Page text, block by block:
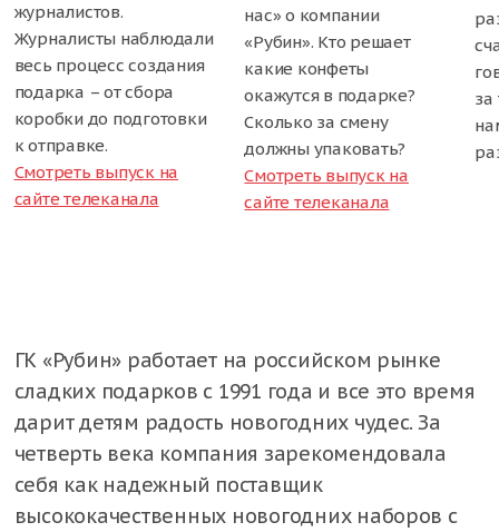
журналистов.
Журналисты наблюдали
весь процесс создания
подарка – от сбора
коробки до подготовки
к отправке.
Смотреть выпуск на
сайте телеканала
нас» о компании
«Рубин». Кто решает
какие конфеты
окажутся в подарке?
Сколько за смену
должны упаковать?
Смотреть выпуск на
сайте телеканала
за
ГК «Рубин» работает на российском рынке
сладких подарков с 1991 года и все это время
дарит детям радость новогодних чудес. За
четверть века компания зарекомендовала
себя как надежный поставщик
высококачественных новогодних наборов с